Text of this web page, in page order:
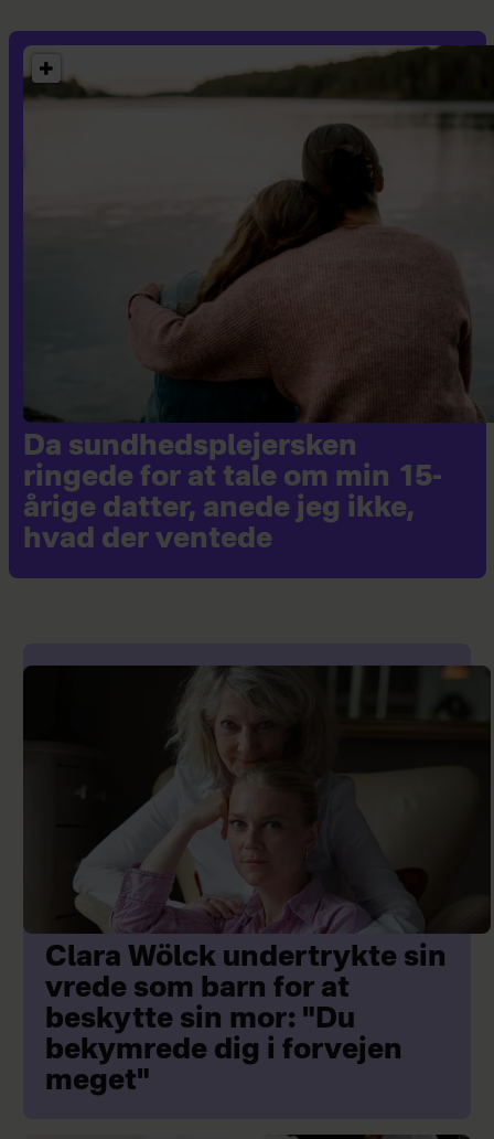
Da sundhedsplejersken
ringede for at tale om min 15-
årige datter, anede jeg ikke,
hvad der ventede
Clara Wölck undertrykte sin
vrede som barn for at
beskytte sin mor: "Du
bekymrede dig i forvejen
meget"